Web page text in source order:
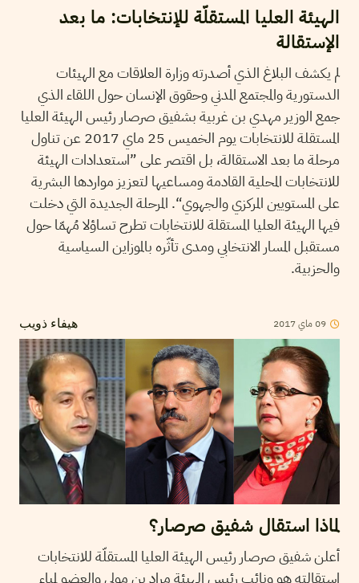
الهيئة العليا المستقلّة للإنتخابات: ما بعد
الإستقالة
لم يكشف البلاغ الذي أصدرته وزارة العلاقات مع الهيئات
الدستورية والمجتمع المدني وحقوق الإنسان حول اللقاء الذي
جمع الوزير مهدي بن غربية بشفيق صرصار رئيس الهيئة العليا
المستقلة للانتخابات يوم الخميس 25 ماي 2017 عن تناول
مرحلة ما بعد الاستقالة، بل اقتصر على ”استعدادات الهيئة
للانتخابات المحلية القادمة ومساعيها لتعزيز مواردها البشرية
على المستويين المركزي والجهوي“. المرحلة الجديدة التي دخلت
فيها الهيئة العليا المستقلة للانتخابات تطرح تساؤلا مُهمّا حول
مستقبل المسار الانتخابي ومدى تأثّره بالموزاين السياسية
والحزبية.
هيفاء ذويب 09ماي2017
لماذا استقال شفيق صرصار؟
أعلن شفيق صرصار رئيس الهيئة العليا المستقلّة للانتخابات
استقالته هو ونائب رئيس الهيئة مراد بن مولى والعضو لمياء